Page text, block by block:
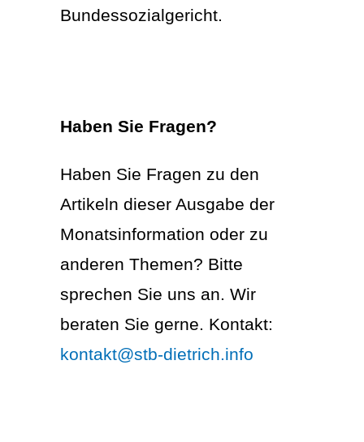
Bundessozialgericht.
Haben Sie Fragen?
Haben Sie Fragen zu den
Artikeln dieser Ausgabe der
Monatsinformation oder zu
anderen Themen? Bitte
sprechen Sie uns an. Wir
beraten Sie gerne. Kontakt:
kontakt@stb-dietrich.info